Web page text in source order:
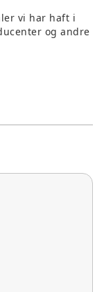
vi har haft i
og andre